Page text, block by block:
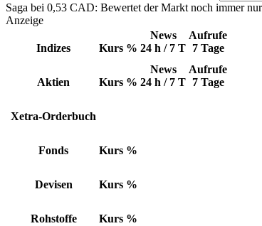
Saga bei 0,53 CAD: Bewertet der Markt noch immer
Anzeige
Indizes Kurs %
News
24 h / 7 T
Aufrufe
7 Tage
Aktien Kurs %
News
24 h / 7 T
Aufrufe
7 Tage
Xetra-Orderbuch
Fonds Kurs %
Devisen Kurs %
Rohstoffe Kurs %